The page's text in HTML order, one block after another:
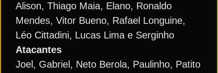
Alison, Thiago Maia, Elano, Ronaldo
Mendes, Vitor Bueno, Rafael Longuine,
Léo Cittadini, Lucas Lima e Serginho
Atacantes
Joel, Gabriel, Neto Berola, Paulinho, Patito